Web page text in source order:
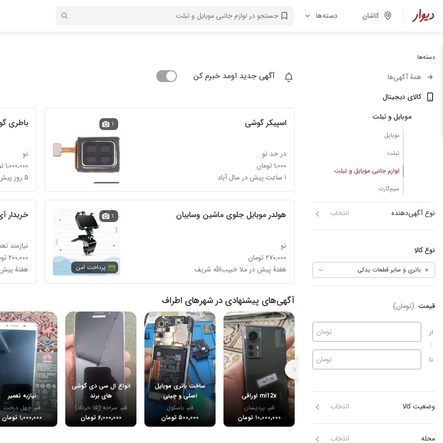
کاشان دسته‌ها
دسته‌ها
همهٔ آگهی‌ها
کالای دیجیتال
موبایل و تبلت
موبایل
تبلت
لوازم جانبی موبایل و تبلت
سیم‌کارت
نوع آگهی‌دهنده انتخاب
نوع کالا
باتری و سایر قطعات یدکی
باتری و سایر قطعات یدکی
قیمت (تومان)
از
تا
تومان
تومان
وضعیت کالا انتخاب
محله انتخاب
آگهی جدید اومد خبرم کن
اسپیکر گوشی
در حد نو
۱,۰۰۰ تومان
۱ ساعت پیش در سال آباد
۱ باطری
نو
۱,۰۰۰,۰۰۰ تومان
۵ روز پیش در فین بزرگ
هولدر موبایل جلوی ماشین وسایبان
نو
۲۷۰,۰۰۰ تومان
هفتهٔ پیش در ملا حبیب‌الله شریف
۱
پرداخت امن
خریدار
نیازمند
۲۰۰,۰۰۰ تومان
هفتهٔ
آگهی‌های پیشنهادی در شهرهای اطراف
mi12x اوراقی
قم، پردیسان
۱۰,۰۰۰,۰۰۰ تومان
ساخت باتری موبایل
اصلی و چینی
قم، باسکول
۵۰۰,۰۰۰ تومان
انواع ال سی دی گوشی
های برند
قم، سراجه (۱۵ خرداد)
۶,۰۰۰,۰۰۰ تومان
نیازبه تعمیر
قم، چهل درخت‎
۱,۰۰۰,۰۰۰ تومان